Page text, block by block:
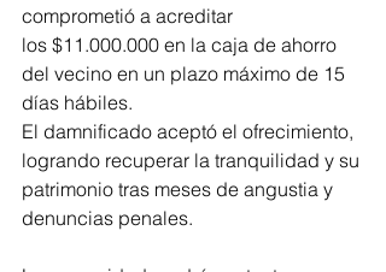
comprometió a acreditar
los $11.000.000 en la caja de ahorro
del vecino en un plazo máximo de 15
días hábiles.
El damnificado aceptó el ofrecimiento,
logrando recuperar la tranquilidad y su
patrimonio tras meses de angustia y
denuncias penales.